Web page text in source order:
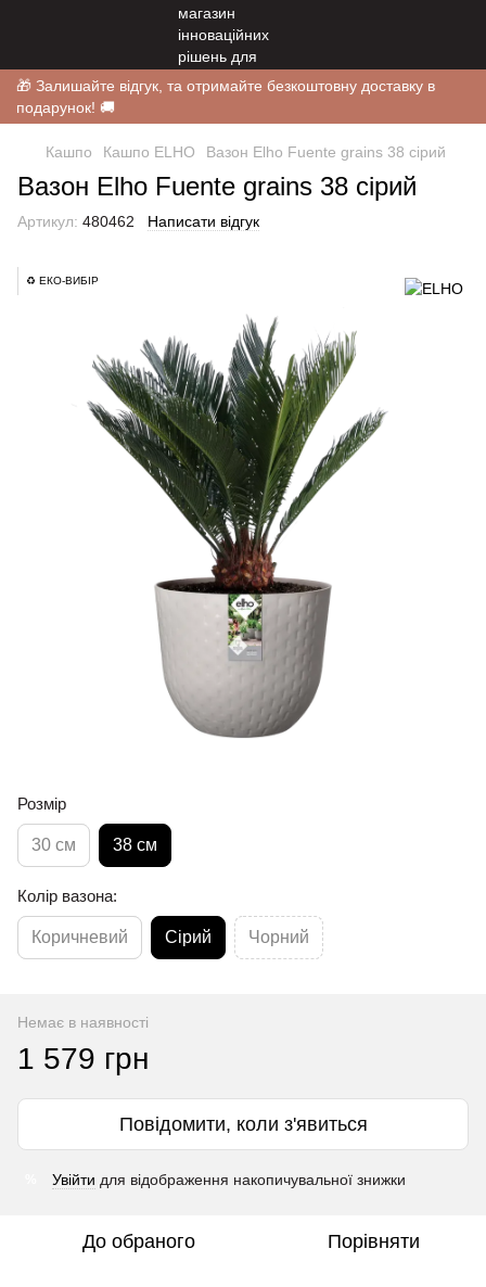
🎁 Залишайте відгук, та отримайте безкоштовну доставку в
подарунок! 🚚
Кашпо Кашпо ELHO Вазон Elho Fuente grains 38 сірий
Вазон Elho Fuente grains 38 сірий
Артикул: 480462 Написати відгук
♻️ ЕКО-ВИБІР
Розмір
30 см 38 см
Колір вазона:
Коричневий Сірий Чорний
Немає в наявності
1 579 грн
Повідомити, коли з'явиться
Увійти для відображення накопичувальної знижки
До обраного Порівняти